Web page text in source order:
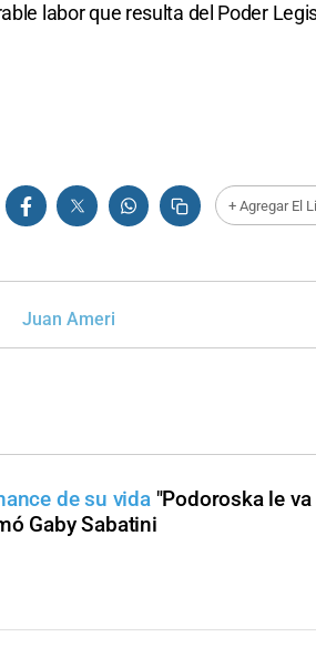
labor que resulta del Poder
+ Agregar El
Juan Ameri
de su vida "Podoroska le
Gaby Sabatini